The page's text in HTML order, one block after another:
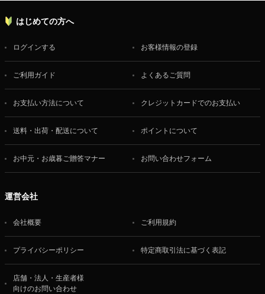
はじめての方へ
ログインする お客様情報の登録
ご利用ガイド よくあるご質問
お支払い方法について クレジットカードでのお支払い
送料・出荷・配送について ポイントについて
お中元・お歳暮ご贈答マナー お問い合わせフォーム
運営会社
会社概要 ご利用規約
プライバシーポリシー 特定商取引法に基づく表記
店舗・法人・生産者様
向けのお問い合わせ